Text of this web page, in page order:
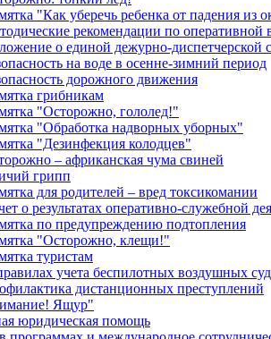
"Как уберечь ребенка от падения из
рекомендации по оперативной
о единой дежурно-диспетчерской
на воде в осенне-зимний период
дорожного движения
грибникам
"Осторожно, гололед!"
"Обработка надворных уборных"
"Дезинфекция колодцев"
– африканская чума свиней
грипп
для родителей – вред токсикомании
о результатах оперативно-служебной
по предупреждению подтопления
"Осторожно, клещи!"
туристам
учета беспилотных воздушных
дистанционных преступлений
Ящур"
юридическая помощь